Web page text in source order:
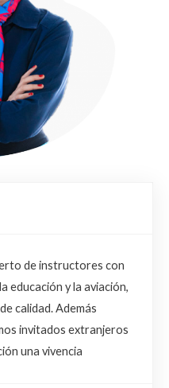
de instructores con
educación y la aviación,
calidad. Además
invitados extranjeros
una vivencia